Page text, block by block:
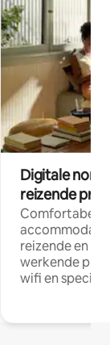
Digitale
reizende
Comfortabele
reizende en
werkende
wifi en